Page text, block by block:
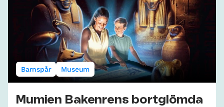
Barnspår Museum
Mumien Bakenrens bortglömda